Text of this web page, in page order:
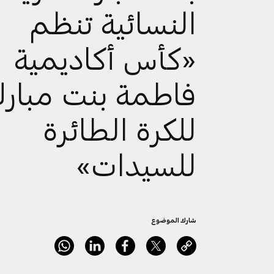
النسائية تنظم
«كأس أكاديمية
فاطمة بنت
للكرة الطائرة
للسيدات»
شارك الموضوع